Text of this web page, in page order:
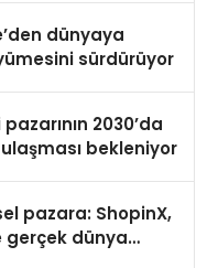
dünyaya
sürdürüyor
2030’da
bekleniyor
pazara: ShopinX,
gerçek dünya